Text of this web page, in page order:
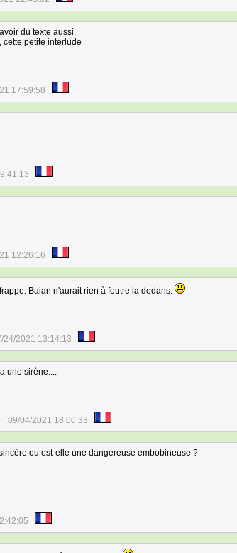
du texte aussi.
cette petite interlude
17:59:58
12:26:16
Baian n'aurait rien à foutre la dedans.
24/2021 13:14:13
une sirène....
09/04/2021 18:00:33
ou est-elle une dangereuse embobineuse ?